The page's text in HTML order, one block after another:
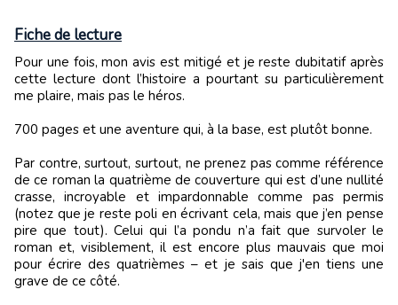
Fiche de lecture
Pour une fois, mon avis est mitigé et je reste dubitatif après
cette lecture dont l’histoire a pourtant su particulièrement
me plaire, mais pas le héros.
700 pages et une aventure qui, à la base, est plutôt bonne.
Par contre, surtout, surtout, ne prenez pas comme référence
de ce roman la quatrième de couverture qui est d’une nullité
crasse, incroyable et impardonnable comme pas permis
(notez que je reste poli en écrivant cela, mais que j’en pense
pire que tout). Celui qui l’a pondu n’a fait que survoler le
roman et, visiblement, il est encore plus mauvais que moi
pour écrire des quatrièmes – et je sais que j'en tiens une
grave de ce côté.